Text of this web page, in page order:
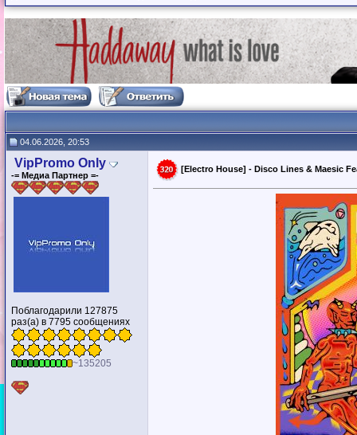
04.06.2026, 20:53
VipPromo Only
-= Медиа Партнер =-
Поблагодарили 127875
раз(а) в 7795 сообщениях
~135205
[Electro House] - Disco Lines & Maesic